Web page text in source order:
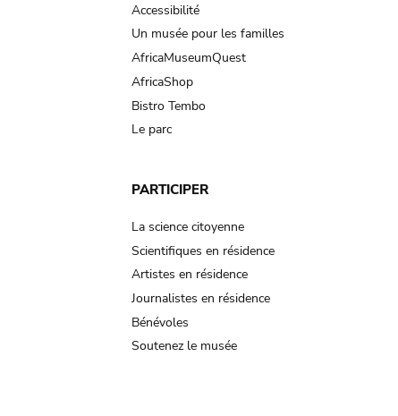
Accessibilité
Un musée pour les familles
AfricaMuseumQuest
AfricaShop
Bistro Tembo
Le parc
PARTICIPER
La science citoyenne
Scientifiques en résidence
Artistes en résidence
Journalistes en résidence
Bénévoles
Soutenez le musée